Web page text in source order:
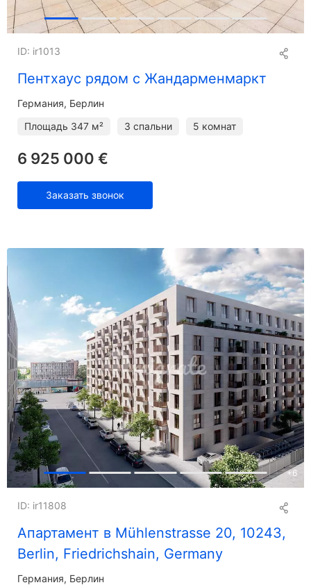
В Швейцарии В Таиланде
Пентхаус рядом с Жандарменмаркт
ID: ir1013
Германия, Берлин
Площадь 347 м² 3 спальни 5 комнат
6 925 000 €
Заказать звонок
+6
Апартамент в Mühlenstrasse 20, 10243,
Berlin, Friedrichshain, Germany
ID: ir11808
Германия, Берлин